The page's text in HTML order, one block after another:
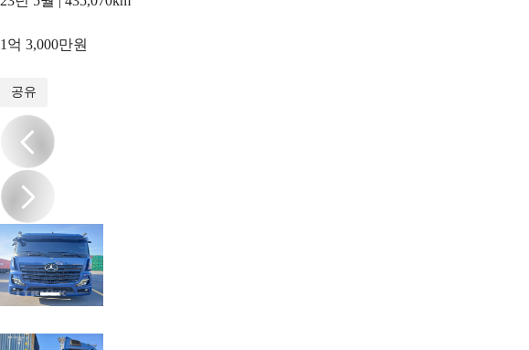
1억 3,000만원
공유
/6